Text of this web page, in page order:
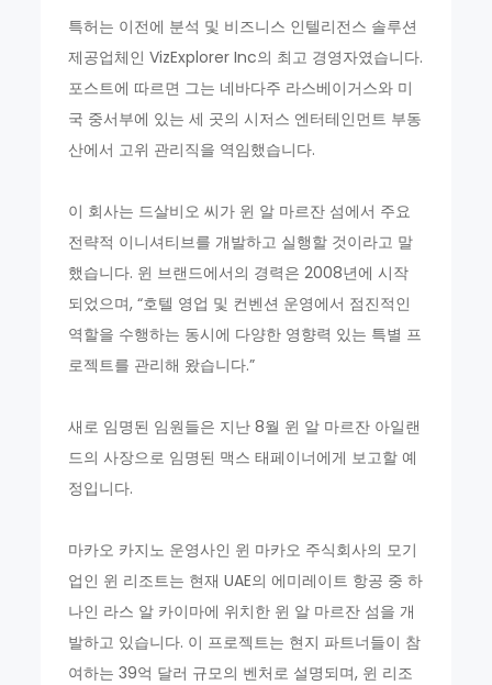
특허는 이전에 분석 및 비즈니스 인텔리전스 솔루션
제공업체인 VizExplorer Inc의 최고 경영자였습니다.
포스트에 따르면 그는 네바다주 라스베이거스와 미
국 중서부에 있는 세 곳의 시저스 엔터테인먼트 부동
산에서 고위 관리직을 역임했습니다.
이 회사는 드살비오 씨가 윈 알 마르잔 섬에서 주요
전략적 이니셔티브를 개발하고 실행할 것이라고 말
했습니다. 윈 브랜드에서의 경력은 2008년에 시작
되었으며, “호텔 영업 및 컨벤션 운영에서 점진적인
역할을 수행하는 동시에 다양한 영향력 있는 특별 프
로젝트를 관리해 왔습니다.”
새로 임명된 임원들은 지난 8월 윈 알 마르잔 아일랜
드의 사장으로 임명된 맥스 태페이너에게 보고할 예
정입니다.
마카오 카지노 운영사인 윈 마카오 주식회사의 모기
업인 윈 리조트는 현재 UAE의 에미레이트 항공 중 하
나인 라스 알 카이마에 위치한 윈 알 마르잔 섬을 개
발하고 있습니다. 이 프로젝트는 현지 파트너들이 참
여하는 39억 달러 규모의 벤처로 설명되며, 윈 리조